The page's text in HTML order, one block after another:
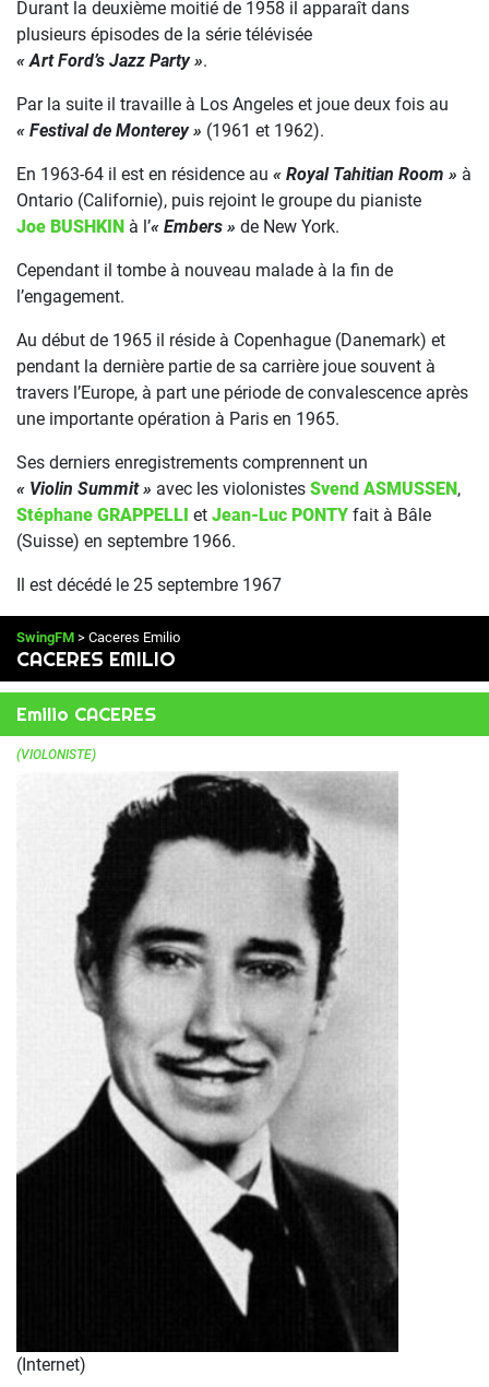
Durant la deuxième moitié de 1958 il apparaît dans
plusieurs épisodes de la série télévisée
« Art Ford’s Jazz Party ».
Par la suite il travaille à Los Angeles et joue deux fois au
« Festival de Monterey » (1961 et 1962).
En 1963-64 il est en résidence au « Royal Tahitian Room » à
Ontario (Californie), puis rejoint le groupe du pianiste
Joe BUSHKIN à l’« Embers » de New York.
Cependant il tombe à nouveau malade à la fin de
l’engagement.
Au début de 1965 il réside à Copenhague (Danemark) et
pendant la dernière partie de sa carrière joue souvent à
travers l’Europe, à part une période de convalescence après
une importante opération à Paris en 1965.
Ses derniers enregistrements comprennent un
« Violin Summit » avec les violonistes Svend ASMUSSEN,
Stéphane GRAPPELLI et Jean-Luc PONTY fait à Bâle
(Suisse) en septembre 1966.
Il est décédé le 25 septembre 1967
SwingFM > Caceres Emilio
CACERES EMILIO
Emilio CACERES
(VIOLONISTE)
(Internet)